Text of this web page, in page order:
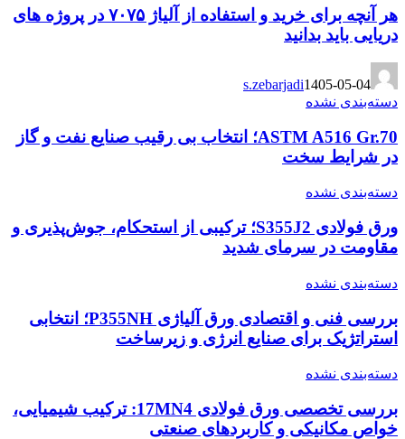
هر آنچه برای خرید و استفاده از آلیاژ ۷۰۷۵ در پروژه های
دریایی باید بدانید
s.zebarjadi1405-05-04
دسته‌بندی نشده
ASTM A516 Gr.70؛ انتخاب بی رقیب صنایع نفت و گاز
در شرایط سخت
دسته‌بندی نشده
ورق فولادی S355J2؛ ترکیبی از استحکام، جوش‌پذیری و
مقاومت در سرمای شدید
دسته‌بندی نشده
بررسی فنی و اقتصادی ورق آلیاژی P355NH؛ انتخابی
استراتژیک برای صنایع انرژی و زیرساخت
دسته‌بندی نشده
بررسی تخصصی ورق فولادی 17MN4: ترکیب شیمیایی،
خواص مکانیکی و کاربردهای صنعتی